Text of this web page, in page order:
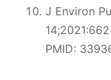
J Environ
PMID: